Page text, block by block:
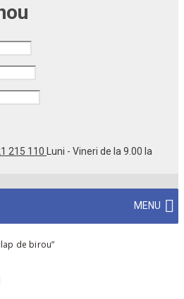
215 110
Luni - Vineri de la 9.00 la
MENU
de birou”